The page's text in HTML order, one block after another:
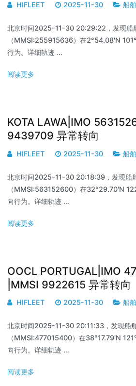
HIFLEET 2025-11-30 船
北京时间2025-11-30 20:29:22，发现船
（MMSI:255915636）在2°54.08'N
行为。详细轨迹 …
阅读更多
KOTA LAWA|IMO
9439709 异常转向
HIFLEET 2025-11-30 船
北京时间2025-11-30 20:18:39，发现船
（MMSI:563152600）在32°29.70'N
向行为。详细轨迹 …
阅读更多
OOCL PORTUGAL|IMO
|MMSI 9922615 异常转向
HIFLEET 2025-11-30 船
北京时间2025-11-30 20:11:33，发现船
（MMSI:477015400）在38°17.79'N
向行为。详细轨迹 …
阅读更多